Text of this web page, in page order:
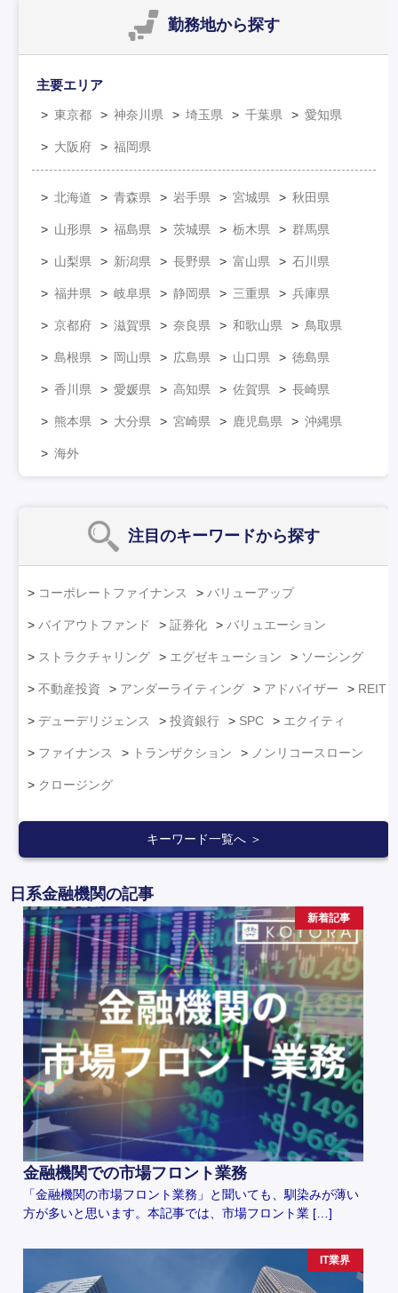
勤務地から探す
主要エリア
東京都 神奈川県 埼玉県 千葉県 愛知県
大阪府 福岡県
北海道 青森県 岩手県 宮城県 秋田県
山形県 福島県 茨城県 栃木県 群馬県
山梨県 新潟県 長野県 富山県 石川県
福井県 岐阜県 静岡県 三重県 兵庫県
京都府 滋賀県 奈良県 和歌山県 鳥取県
島根県 岡山県 広島県 山口県 徳島県
香川県 愛媛県 高知県 佐賀県 長崎県
熊本県 大分県 宮崎県 鹿児島県 沖縄県
海外
注目のキーワードから探す
コーポレートファイナンス バリューアップ
バイアウトファンド 証券化 バリュエーション
ストラクチャリング エグゼキューション ソーシング
不動産投資 アンダーライティング アドバイザー REIT
デューデリジェンス 投資銀行 SPC エクイティ
ファイナンス トランザクション ノンリコースローン
クロージング
キーワード一覧へ ＞
日系金融機関の記事
新着記事
金融機関での市場フロント業務
「金融機関の市場フロント業務」と聞いても、馴染みが薄い
方が多いと思います。本記事では、市場フロント業 […]
IT業界